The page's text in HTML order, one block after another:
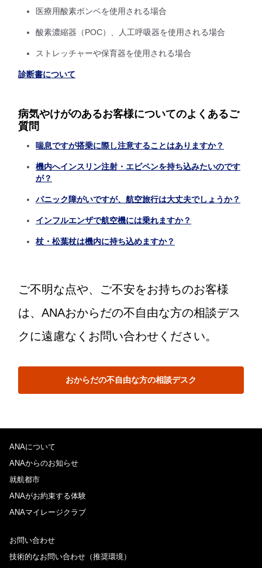
医療用酸素ボンベを使用される場合
酸素濃縮器（POC）、人工呼吸器を使用される場合
ストレッチャーや保育器を使用される場合
診断書について
病気やけがのあるお客様についてのよくあるご
質問
喘息ですが搭乗に際し注意することはありますか？
機内へインスリン注射・エピペンを持ち込みたいのです
が？
パニック障がいですが、航空旅行は大丈夫でしょうか？
インフルエンザで航空機には乗れますか？
杖・松葉杖は機内に持ち込めますか？
ご不明な点や、ご不安をお持ちのお客様
は、ANAおからだの不自由な方の相談デス
クに遠慮なくお問い合わせください。
おからだの不自由な方の相談デスク
ANAについて
ANAからのお知らせ
就航都市
ANAがお約束する体験
ANAマイレージクラブ
お問い合わせ
技術的なお問い合わせ（推奨環境）